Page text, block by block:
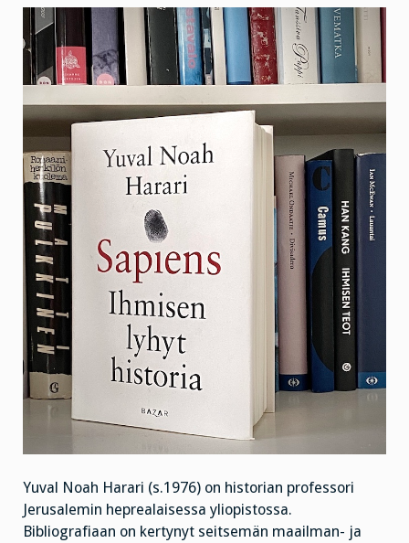
Yuval Noah Harari (s.1976) on historian professori
Jerusalemin heprealaisessa yliopistossa.
Bibliografiaan on kertynyt seitsemän maailman- ja